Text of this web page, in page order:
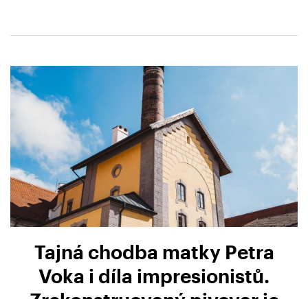
Tajná chodba matky Petra
Voka i díla impresionistů.